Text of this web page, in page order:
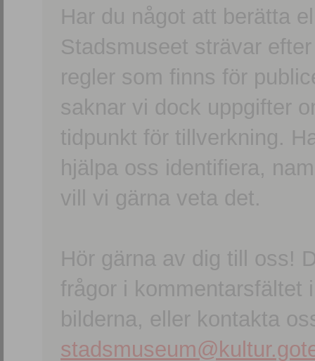
Har du något att berätta
Stadsmuseet strävar
regler som finns för
saknar vi dock uppgifter
tidpunkt för tillverkning.
hjälpa oss identifiera,
vill vi gärna veta det.
Hör gärna av dig till oss!
frågor i kommentarsfältet
bilderna, eller kontakta